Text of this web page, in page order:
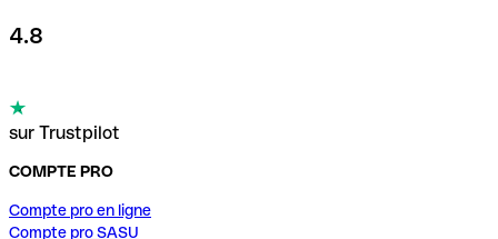
4.8
sur Trustpilot
COMPTE PRO
Compte pro en ligne
Compte pro SASU